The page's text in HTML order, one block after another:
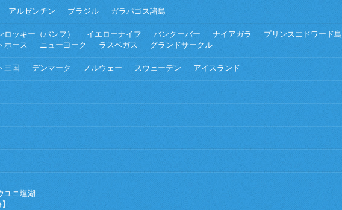
アルゼンチン ブラジル ガラパゴス諸島
ロッキー（バンフ） イエローナイフ バンクーバー ナイアガラ プリンスエドワード島
ホース ニューヨーク ラスベガス グランドサークル
三国 デンマーク ノルウェー スウェーデン アイスランド
ユニ塩湖